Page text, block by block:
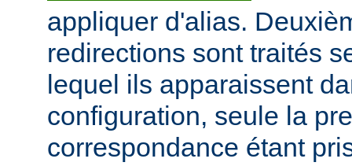
appliquer d'alias.
redirections sont traités
lequel ils apparaissent
configuration, seule la
correspondance étant